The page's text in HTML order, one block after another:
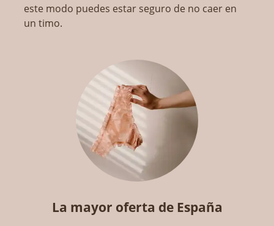
este modo puedes estar seguro de no caer en
un timo.
La mayor oferta de España